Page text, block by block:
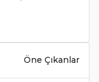
Öne Çıkanlar